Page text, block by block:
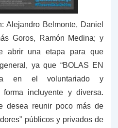
Alejandro Belmonte, Daniel
Goros, Ramón Medina; y
abrir una etapa para que
ya que “BOLAS EN
en el voluntariado y
incluyente y diversa.
desea reunir poco más de
públicos y privados de